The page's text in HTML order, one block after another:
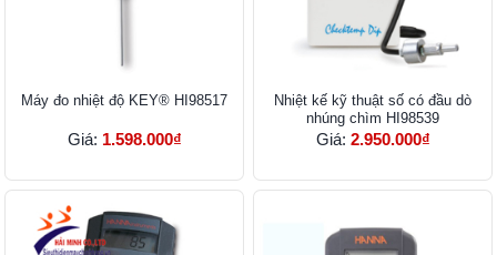
Máy đo nhiệt độ KEY® HI98517
Giá: 1.598.000₫
Nhiệt kế kỹ thuật số có đầu dò
nhúng chìm HI98539
Giá: 2.950.000₫